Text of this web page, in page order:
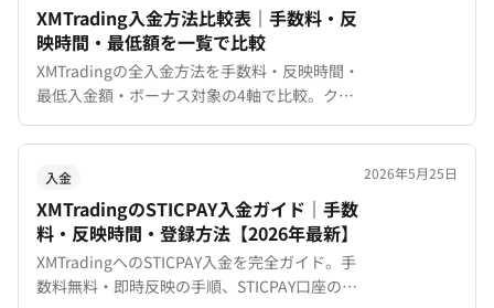
XMTrading入金方法比較表｜手数料・反
映時間・最低額を一覧で比較
XMTradingの全入金方法を手数料・反映時間・
最低入金額・ボーナス対象の4軸で比較。クレ
ジットカード、銀行振込、bitwallet、
STICPAY、Apple Payの違いを一覧表で解説。
目的別のおすすめ入金方法と出金時の注意点も
入金
XMTradingのSTICPAY入金ガイド｜手数
料・反映時間・登録方法【2026年最新】
XMTradingへのSTICPAY入金を完全ガイド。手
数料無料・即時反映の手順、STICPAY口座の登
2026年5月25日